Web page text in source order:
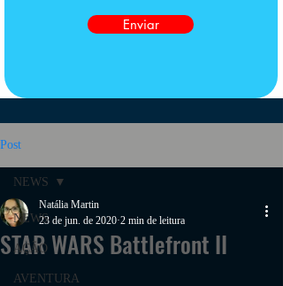
Enviar
Post
NEWS
AÇÃO
AVENTURA
NEWS
STAR WARS Battlefront II
Natália Martin
23 de jun. de 2020 2 min de leitura